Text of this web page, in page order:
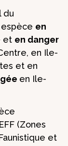
du
en
et en danger
en Ile-
et en
en Ile-
(Zones
et